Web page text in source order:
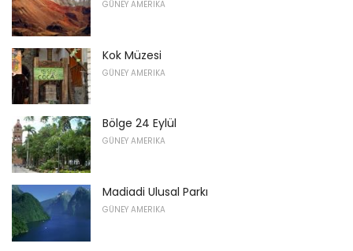
GÜNEY AMERIKA
Kok Müzesi
GÜNEY AMERIKA
Bölge 24 Eylül
GÜNEY AMERIKA
Madiadi Ulusal Parkı
GÜNEY AMERIKA